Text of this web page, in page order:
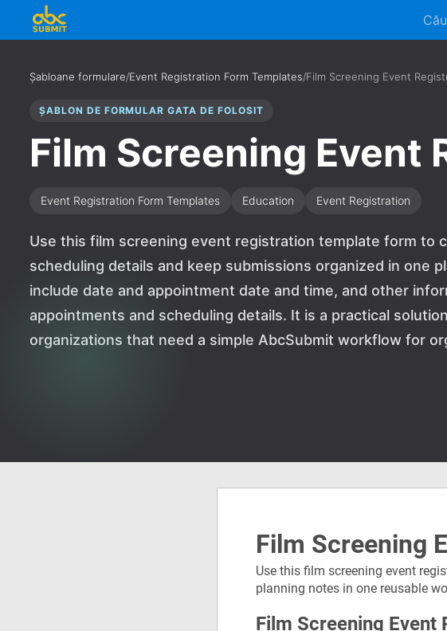
Șabloane formulare/Event Registration Form Templates/Film Screening Event
ȘABLON DE FORMULAR GATA DE FOLOSIT
Film Screening Event
Event Registration Form Templates Education Event Registration
Use this film screening event registration template form to
scheduling details and keep submissions organized in one
include date and appointment date and time, and other
appointments and scheduling details. It is a practical
organizations that need a simple AbcSubmit workflow for